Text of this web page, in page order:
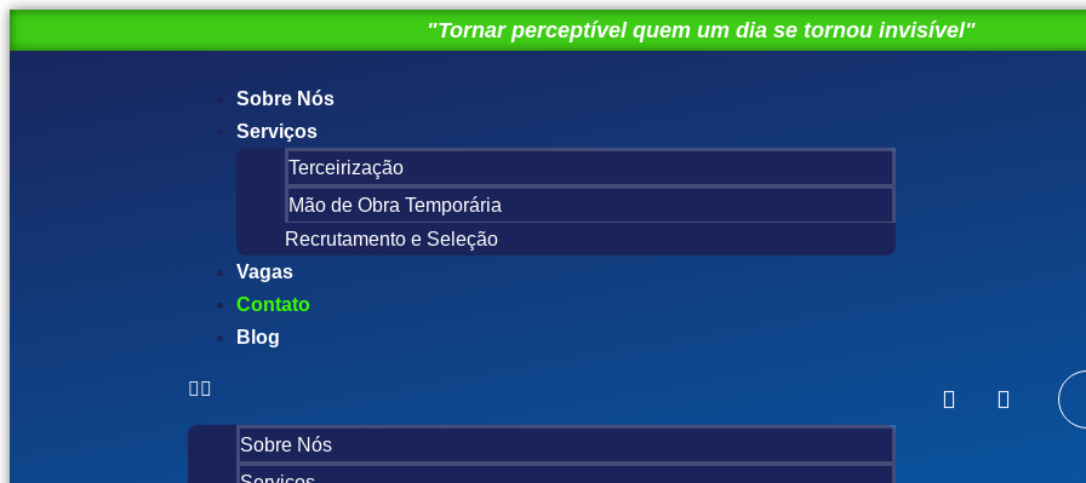
"Tornar perceptível quem um dia se tornou invisível"
Sobre Nós
Serviços
Terceirização
Mão de Obra Temporária
Recrutamento e Seleção
Vagas
Contato
Blog
Sobre Nós